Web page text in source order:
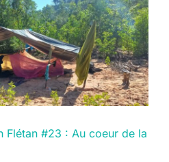
Flétan #23 : Au coeur de la